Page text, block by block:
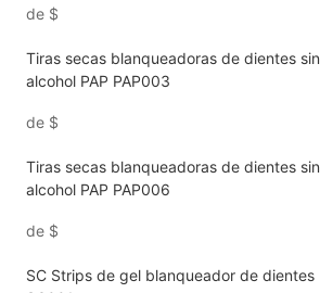
de $
Tiras secas blanqueadoras de dientes sin
alcohol PAP PAP003
de $
Tiras secas blanqueadoras de dientes sin
alcohol PAP PAP006
de $
SC Strips de gel blanqueador de dientes